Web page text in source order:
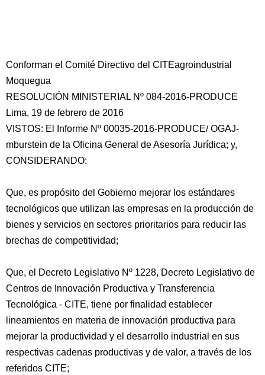
Conforman el Comité Directivo del CITEagroindustrial
Moquegua
RESOLUCIÓN MINISTERIAL Nº 084-2016-PRODUCE
Lima, 19 de febrero de 2016
VISTOS: El Informe Nº 00035-2016-PRODUCE/ OGAJ-
mburstein de la Oficina General de Asesoría Jurídica; y,
CONSIDERANDO:
Que, es propósito del Gobierno mejorar los estándares
tecnológicos que utilizan las empresas en la producción de
bienes y servicios en sectores prioritarios para reducir las
brechas de competitividad;
Que, el Decreto Legislativo Nº 1228, Decreto Legislativo de
Centros de Innovación Productiva y Transferencia
Tecnológica - CITE, tiene por finalidad establecer
lineamientos en materia de innovación productiva para
mejorar la productividad y el desarrollo industrial en sus
respectivas cadenas productivas y de valor, a través de los
referidos CITE;